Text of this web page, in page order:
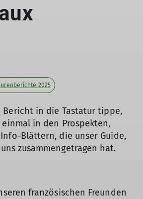
2025
Bericht in die Tastatur tippe,
in den Prospekten,
Blättern, die unser Guide,
zusammengetragen hat.
französischen Freunden